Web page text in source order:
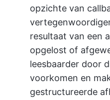
opzichte van
resultaat van een
opgelost of
leesbaarder door
voorkomen en
gestructureerde